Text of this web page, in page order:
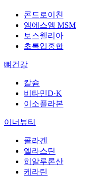
콘드로이친
엠에스엠 MSM
보스웰리아
초록입홍합
뼈건강
칼슘
비타민D·K
이소플라본
이너뷰티
콜라겐
엘라스틴
히알루론산
케라틴